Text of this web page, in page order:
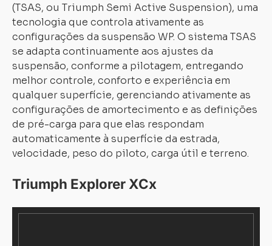
(TSAS, ou Triumph Semi Active Suspension), uma
tecnologia que controla ativamente as
configurações da suspensão WP. O sistema TSAS
se adapta continuamente aos ajustes da
suspensão, conforme a pilotagem, entregando
melhor controle, conforto e experiência em
qualquer superfície, gerenciando ativamente as
configurações de amortecimento e as definições
de pré-carga para que elas respondam
automaticamente à superfície da estrada,
velocidade, peso do piloto, carga útil e terreno.
Triumph Explorer XCx